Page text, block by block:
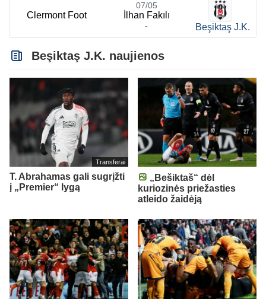
Clermont Foot
07/05
İlhan Fakılı
- Beşiktaş J.K.
Beşiktaş J.K. naujienos
Transferai
T. Abrahamas gali sugrįžti
į „Premier“ lygą
„Bešiktaš“ dėl
kuriozinės priežasties
atleido žaidėją